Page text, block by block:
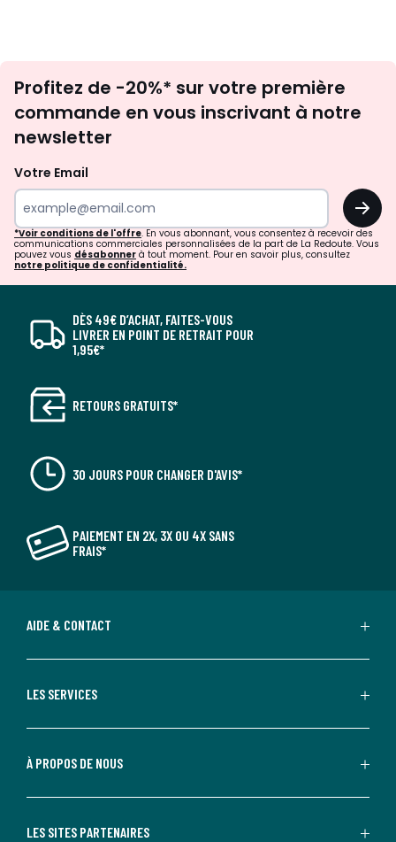
newsletter
Profitez de -20%* sur votre première
commande en vous inscrivant à notre
newsletter
Votre Email
OK
*Voir conditions de l'offre. En vous abonnant, vous consentez à recevoir des
communications commerciales personnalisées de la part de La Redoute. Vous
pouvez vous désabonner à tout moment. Pour en savoir plus, consultez
notre politique de confidentialité.
DÈS 49€ D’ACHAT, FAITES-VOUS
LIVRER EN POINT DE RETRAIT POUR
1,95€*
RETOURS GRATUITS*
30 JOURS POUR CHANGER D'AVIS*
PAIEMENT EN 2X, 3X OU 4X SANS
FRAIS*
AIDE & CONTACT
LES SERVICES
À PROPOS DE NOUS
LES SITES PARTENAIRES